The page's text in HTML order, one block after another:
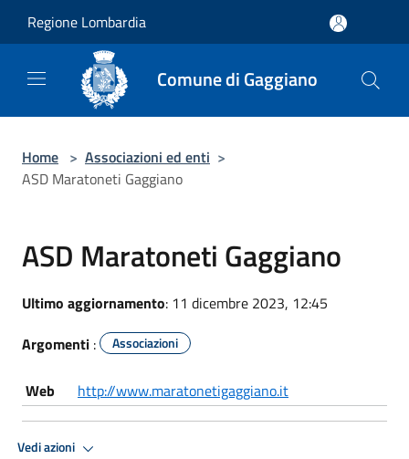
Regione Lombardia
Comune di Gaggiano
Home > Associazioni ed enti >
ASD Maratoneti Gaggiano
ASD Maratoneti Gaggiano
Ultimo aggiornamento: 11 dicembre 2023, 12:45
Argomenti : Associazioni
Web http://www.maratonetigaggiano.it
Vedi azioni